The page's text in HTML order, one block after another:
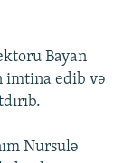
Bayan
imtina edib və
Nursulə